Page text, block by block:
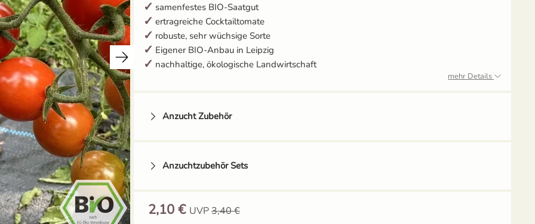
samenfestes BIO-Saatgut
ertragreiche Cocktailtomate
robuste, sehr wüchsige Sorte
Eigener BIO-Anbau in Leipzig
nachhaltige, ökologische Landwirtschaft
mehr Details
Anzucht Zubehör
Anzuchtzubehör Sets
2,10 € UVP3,40 €